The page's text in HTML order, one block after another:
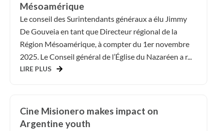
Mésoamérique
Le conseil des Surintendants généraux a élu Jimmy
De Gouveia en tant que Directeur régional de la
Région Mésoamérique, à compter du 1er novembre
2025. Le Conseil général de l’Église du Nazaréen a r...
LIRE PLUS
Cine Misionero makes impact on
Argentine youth